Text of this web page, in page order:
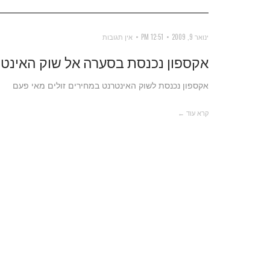
ינואר 9, 2009 12:51 PM אין תגובות
אקספון נכנסת בסערה אל שוק
אקספון נכנסת לשוק האינטרנט במחירים זולים מאי פעם
קרא עוד ←